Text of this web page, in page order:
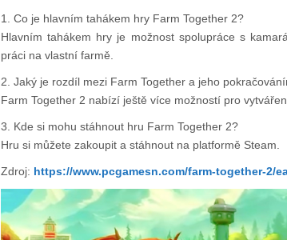
1. Co je hlavním tahákem hry Farm Together 2?
Hlavním tahákem hry je možnost spolupráce s
práci na vlastní farmě.
2. Jaký je rozdíl mezi Farm Together a jeho
Farm Together 2 nabízí ještě více možností pro
3. Kde si mohu stáhnout hru Farm Together 2?
Hru si můžete zakoupit a stáhnout na platformě Steam.
Zdroj: https://www.pcgamesn.com/farm-together-2/